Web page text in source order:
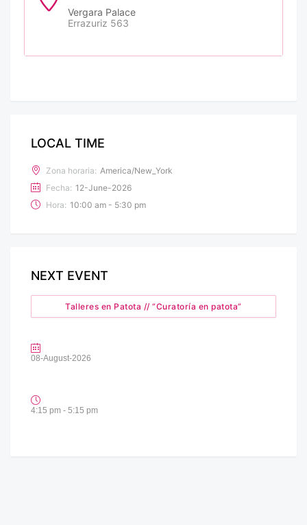
Vergara Palace
Errazuriz 563
LOCAL TIME
Zona horaria: America/New_York
Fecha: 12-June-2026
Hora: 10:00 am - 5:30 pm
NEXT EVENT
Talleres en Patota // “Curatoría en patota”
08-August-2026
4:15 pm - 5:15 pm